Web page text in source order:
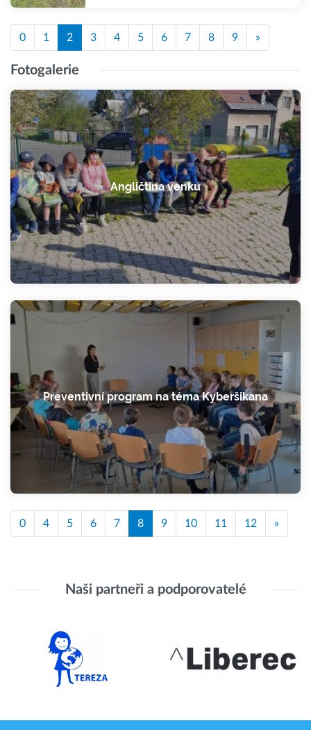
0 1 2 3 4 5 6 7 8 9 »
Fotogalerie
Angličtina venku
Preventivní program na téma Kyberšikana
0 4 5 6 7 8 9 10 11 12 »
Naši partneři a podporovatelé